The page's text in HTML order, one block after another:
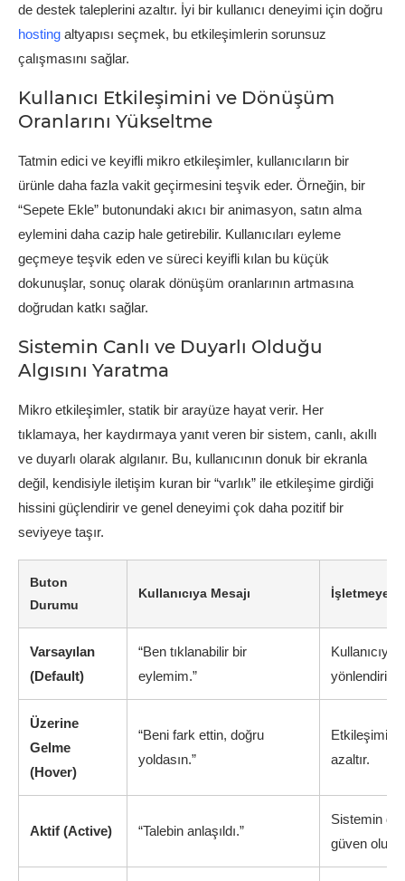
de destek taleplerini azaltır. İyi bir kullanıcı deneyimi için doğru
hosting altyapısı seçmek, bu etkileşimlerin sorunsuz
çalışmasını sağlar.
Kullanıcı Etkileşimini ve Dönüşüm
Oranlarını Yükseltme
Tatmin edici ve keyifli mikro etkileşimler, kullanıcıların bir
ürünle daha fazla vakit geçirmesini teşvik eder. Örneğin, bir
“Sepete Ekle” butonundaki akıcı bir animasyon, satın alma
eylemini daha cazip hale getirebilir. Kullanıcıları eyleme
geçmeye teşvik eden ve süreci keyifli kılan bu küçük
dokunuşlar, sonuç olarak dönüşüm oranlarının artmasına
doğrudan katkı sağlar.
Sistemin Canlı ve Duyarlı Olduğu
Algısını Yaratma
Mikro etkileşimler, statik bir arayüze hayat verir. Her
tıklamaya, her kaydırmaya yanıt veren bir sistem, canlı, akıllı
ve duyarlı olarak algılanır. Bu, kullanıcının donuk bir ekranla
değil, kendisiyle iletişim kuran bir “varlık” ile etkileşime girdiği
hissini güçlendirir ve genel deneyimi çok daha pozitif bir
seviyeye taşır.
Buton
Durumu
Kullanıcıya Mesajı İşletmeye
Varsayılan
(Default)
“Ben tıklanabilir bir
eylemim.”
Kullanıcıyı
yönlendirir.
Üzerine
Gelme
(Hover)
“Beni fark ettin, doğru
yoldasın.”
Etkileşimi
azaltır.
Aktif (Active) “Talebin anlaşıldı.”
Sistemin
güven